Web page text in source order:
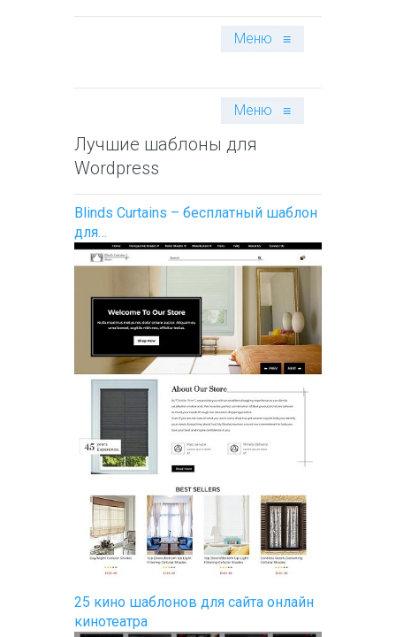
Меню ≡
Меню ≡
Лучшие шаблоны для
Wordpress
Blinds Curtains – бесплатный шаблон
для…
25 кино шаблонов для сайта онлайн
кинотеатра